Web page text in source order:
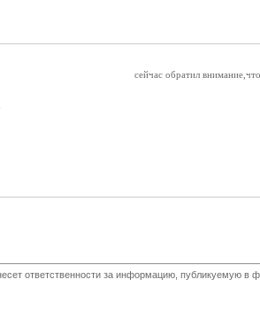
сейчас обратил
ответственности за информацию, публикуемую